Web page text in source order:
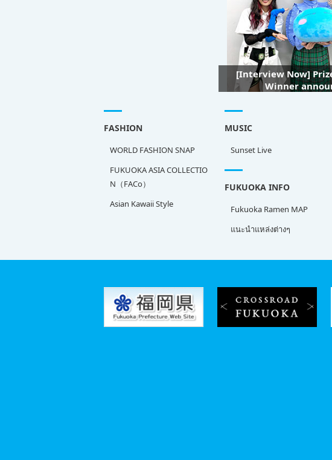
[Interview Now]
Winner
FASHION
WORLD FASHION SNAP
FUKUOKA ASIA COLLECTIO
N（FACo）
Asian Kawaii Style
MUSIC
Sunset Live
FUKUOKA INFO
Fukuoka Ramen MAP
แนะนำแหล่งต่างๆ